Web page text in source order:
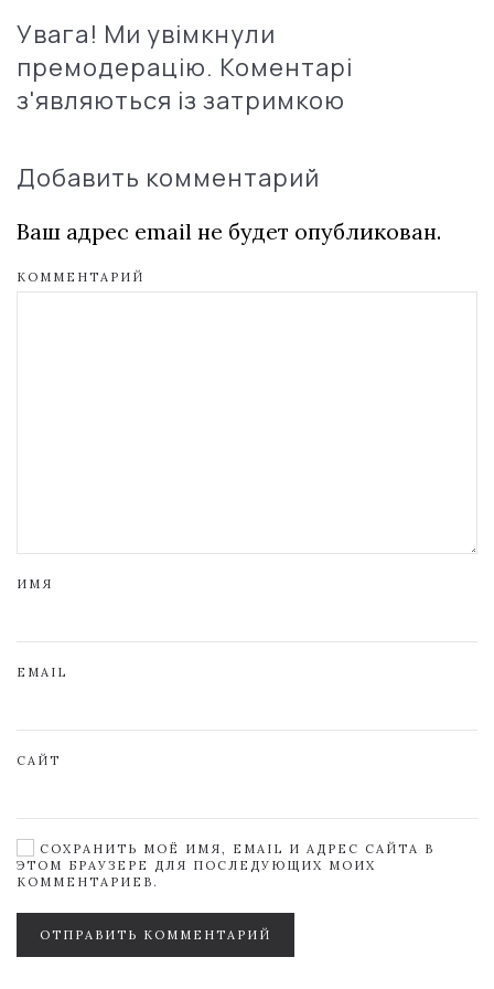
Увага! Ми увімкнули
премодерацію. Коментарі
з'являються із затримкою
Добавить комментарий
Ваш адрес email не будет опубликован.
КОММЕНТАРИЙ
ИМЯ
EMAIL
САЙТ
СОХРАНИТЬ МОЁ ИМЯ, EMAIL И АДРЕС САЙТА В
ЭТОМ БРАУЗЕРЕ ДЛЯ ПОСЛЕДУЮЩИХ МОИХ
КОММЕНТАРИЕВ.
ОТПРАВИТЬ КОММЕНТАРИЙ